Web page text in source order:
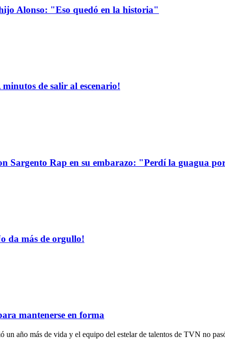
Alonso: "Eso quedó en la historia"
de salir al escenario!
Sargento Rap en su embarazo: "Perdí la guagua
da más de orgullo!
mantenerse en forma
un año más de vida y el equipo del estelar de talentos de TVN no